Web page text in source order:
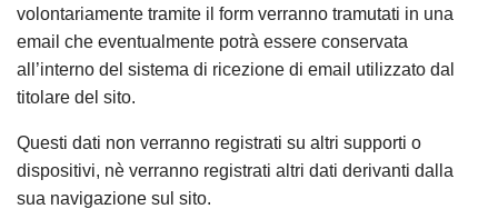
volontariamente tramite il form verranno tramutati in una
email che eventualmente potrà essere conservata
all’interno del sistema di ricezione di email utilizzato dal
titolare del sito.
Questi dati non verranno registrati su altri supporti o
dispositivi, nè verranno registrati altri dati derivanti dalla
sua navigazione sul sito.